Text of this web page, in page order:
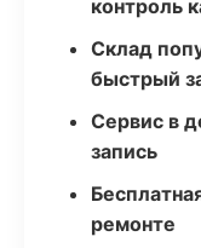
контроль
Склад
быстрый
Сервис в
запись
ремонте